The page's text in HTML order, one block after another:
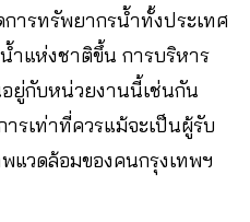
ารทรัพยากรน้ำทั้งประเทศ
ำแห่งชาติขึ้น การบริหาร
ยู่กับหน่วยงานนี้เช่นกัน
รเท่าที่ควรแม้จะเป็นผู้รับ
วดล้อมของคนกรุงเทพฯ